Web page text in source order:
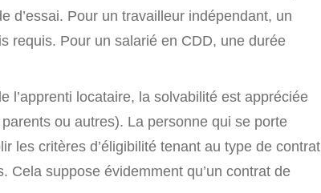
d’essai. Pour un travailleur indépendant, un
requis. Pour un salarié en CDD, une durée
l’apprenti locataire, la solvabilité est appréciée
ou autres). La personne qui se porte
les critères d’éligibilité tenant au type de contrat
Cela suppose évidemment qu’un contrat de